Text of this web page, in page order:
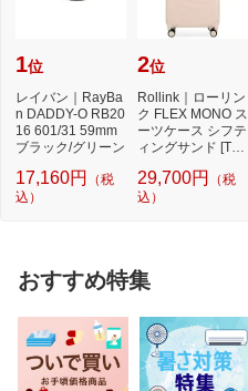
1位
レイバン｜RayBa
n DADDY-O RB20
16 601/31 59mm
ブラック/グリーン
17,160円
（税
込）
2位
Rollink｜ローリン
ク FLEX MONO ス
ーツケース シフテ
ィングサンド [TS
29,700円
（税
込）
おすすめ特集